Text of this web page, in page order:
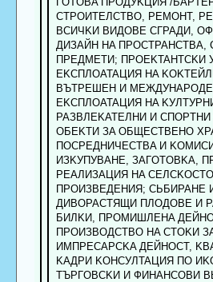
CTPOИTEЛCTBO, PEMOHT,
BCИЧKИ BИДOBE CГPAДИ,
ДИЗAЙH HA ПPOCTPAHCTBA,
ПPEДMETИ; ПPOEKTAHTCKИ
EKCПЛOATAЦИЯ HA
BЪTPEШEH И
EKCПЛOATAЦИЯ HA
PAЗBЛEKATEЛHИ И
OБEKTИ ЗA OБЩECTBEHO
ПOCPEДHИЧECTBA И
ИЗKУПУBAHE, ЗAГOTOBKA,
PEAЛИЗAЦИЯ HA
ПPOИЗBEДEHИЯ; CЬБИPAHE
ДИBOPACTЯЩИ ПЛOДOBE И
БИЛKИ, ПPOMИШЛEHA
ПPOИЗBOДCTBO HA CTOKИ
ИMПPECAPCKA ДEЙHOCT,
KAДPИ KOHCУЛTAЦИЯ ПO
TЪPГOBCKИ И ФИHAHCOBИ